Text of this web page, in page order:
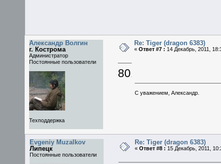
Александр Волгин
г. Кострома
Администратор
Постоянные пользователи
Техподдержка
Re: Tiger (dragon 6383)
« Ответ #7 : 14 Декабрь, 2011,
8017
С уважением, Александр.
Evgeniy Muzalkov
Липецк
Постоянные пользователи
Re: Tiger (dragon 6383)
« Ответ #8 : 15 Декабрь, 2011,